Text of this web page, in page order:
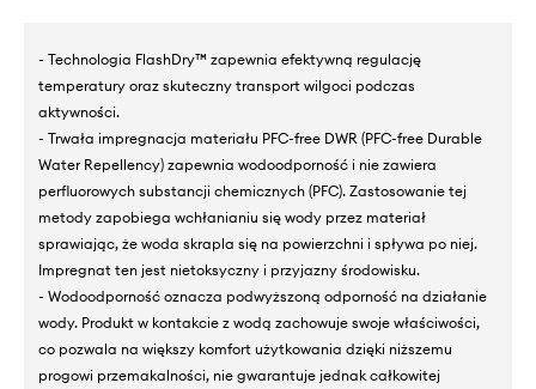
- Technologia FlashDry™ zapewnia efektywną regulację
temperatury oraz skuteczny transport wilgoci podczas
aktywności.
- Trwała impregnacja materiału PFC-free DWR (PFC-free Durable
Water Repellency) zapewnia wodoodporność i nie zawiera
perfluorowych substancji chemicznych (PFC). Zastosowanie tej
metody zapobiega wchłanianiu się wody przez materiał
sprawiając, że woda skrapla się na powierzchni i spływa po niej.
Impregnat ten jest nietoksyczny i przyjazny środowisku.
- Wodoodporność oznacza podwyższoną odporność na działanie
wody. Produkt w kontakcie z wodą zachowuje swoje właściwości,
co pozwala na większy komfort użytkowania dzięki niższemu
progowi przemakalności, nie gwarantuje jednak całkowitej